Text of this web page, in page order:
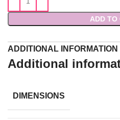
ADD TO
ADDITIONAL INFORMATION
Additional
DIMENSIONS